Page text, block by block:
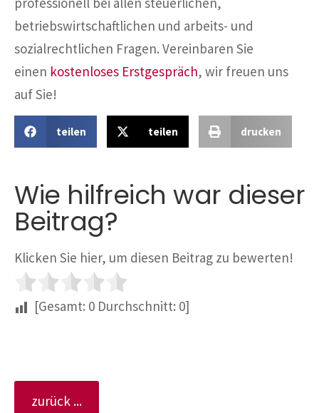
betriebswirtschaftlichen und arbeits- und
sozialrechtlichen Fragen. Vereinbaren Sie
einen kostenloses Erstgespräch, wir freuen uns
auf Sie!
teilen teilen drucken
Wie hilfreich war dieser
Beitrag?
Klicken Sie hier, um diesen Beitrag zu bewerten!
[Gesamt: 0 Durchschnitt: 0]
zurück ...